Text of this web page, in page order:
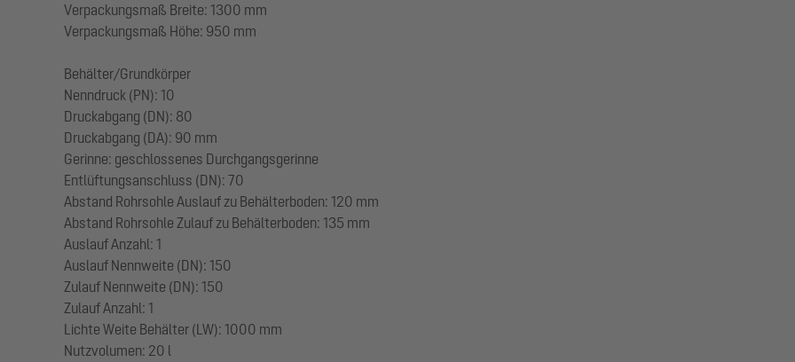
Verpackungsmaß Breite: 1300 mm
Verpackungsmaß Höhe: 950 mm
Behälter/Grundkörper
Nenndruck (PN): 10
Druckabgang (DN): 80
Druckabgang (DA): 90 mm
Gerinne: geschlossenes Durchgangsgerinne
Entlüftungsanschluss (DN): 70
Abstand Rohrsohle Auslauf zu Behälterboden: 120 mm
Abstand Rohrsohle Zulauf zu Behälterboden: 135 mm
Auslauf Anzahl: 1
Auslauf Nennweite (DN): 150
Zulauf Nennweite (DN): 150
Zulauf Anzahl: 1
Lichte Weite Behälter (LW): 1000 mm
Nutzvolumen: 20 l